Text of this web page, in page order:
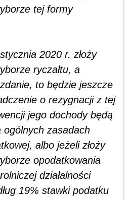
tej formy
2020 r. złoży
ryczałtu, a
to będzie jeszcze
o rezygnacji z tej
jego dochody będą
ogólnych zasadach
albo jeżeli złoży
opodatkowania
działalności
19% stawki podatku